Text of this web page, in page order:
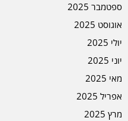
ספטמבר 2025
אוגוסט 2025
יולי 2025
יוני 2025
מאי 2025
אפריל 2025
מרץ 2025